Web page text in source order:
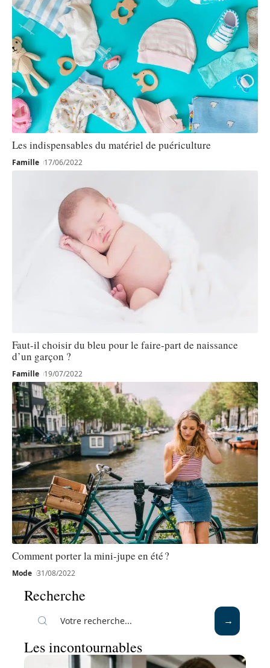
Les indispensables du matériel de puériculture
Famille 17/06/2022
Faut-il choisir du bleu pour le faire-part de naissance
d’un garçon ?
Famille 19/07/2022
Comment porter la mini-jupe en été ?
Mode 31/08/2022
Recherche
Les incontournables